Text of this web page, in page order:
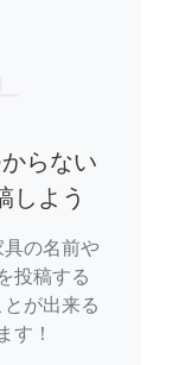
らない
しよう
の名前や
投稿する
が出来る
す！